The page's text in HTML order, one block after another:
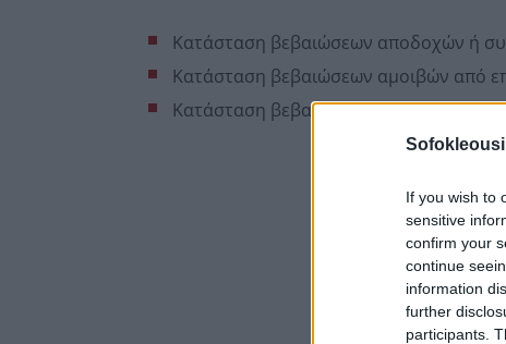
If you wish to
sensitive
confirm your
continue
information
further
participants.
Κατάσταση βεβαιώσεων αποδοχών ή
Κατάσταση βεβαιώσεων αμοιβών από
Κατάσταση βεβαιώσεων εισοδημάτων